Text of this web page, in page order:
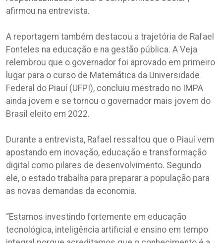
afirmou na entrevista.
A reportagem também destacou a trajetória de Rafael
Fonteles na educação e na gestão pública. A Veja
relembrou que o governador foi aprovado em primeiro
lugar para o curso de Matemática da Universidade
Federal do Piauí (UFPI), concluiu mestrado no IMPA
ainda jovem e se tornou o governador mais jovem do
Brasil eleito em 2022.
Durante a entrevista, Rafael ressaltou que o Piauí vem
apostando em inovação, educação e transformação
digital como pilares de desenvolvimento. Segundo
ele, o estado trabalha para preparar a população para
as novas demandas da economia.
“Estamos investindo fortemente em educação
tecnológica, inteligência artificial e ensino em tempo